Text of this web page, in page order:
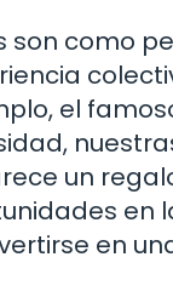
son como
el
un
en
en